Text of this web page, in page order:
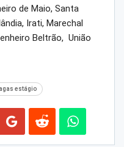
de Maio, Santa
Irati, Marechal
Beltrão, União
estágio